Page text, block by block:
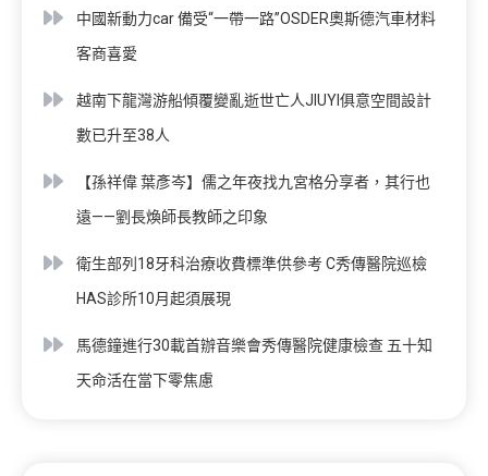
中國新動力car 備受“一帶一路”OSDER奧斯德汽車材料
客商喜愛
越南下龍灣游船傾覆變亂逝世亡人JIUYI俱意空間設計
數已升至38人
【孫祥偉 葉彥岑】儒之年夜找九宮格分享者，其行也
遠——劉長煥師長教師之印象
衛生部列18牙科治療收費標準供參考 C秀傳醫院巡檢
HAS診所10月起須展現
馬德鐘進行30載首辦音樂會秀傳醫院健康檢查 五十知
天命活在當下零焦慮